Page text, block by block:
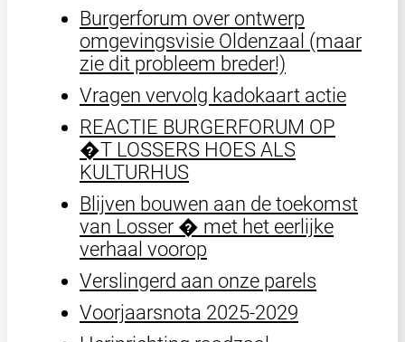
Burgerforum over ontwerp
omgevingsvisie Oldenzaal (maar
zie dit probleem breder!)
Vragen vervolg kadokaart actie
REACTIE BURGERFORUM OP
�T LOSSERS HOES ALS
KULTURHUS
Blijven bouwen aan de toekomst
van Losser � met het eerlijke
verhaal voorop
Verslingerd aan onze parels
Voorjaarsnota 2025-2029